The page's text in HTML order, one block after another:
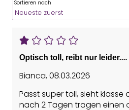
Sortieren nach
Optisch toll, reibt nur leider....
Bianca,08.03.2026
Passt super toll, sieht klasse
nach 2 Tagen tragen einen